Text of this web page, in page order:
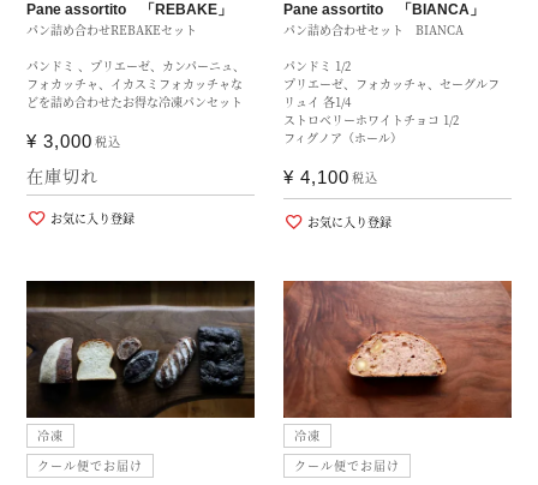
パン詰め合わせREBAKEセット
パンドミ 、プリエーゼ、カンパーニュ、
フォカッチャ、イカスミフォカッチャな
どを詰め合わせたお得な冷凍パンセット
Pane assortito 「REBAKE」
¥ 3,000 税込
在庫切れ
お気に入り登録
パン詰め合わせセット BIANCA
パンドミ 1/2
プリエーゼ、フォカッチャ、セーグルフ
リュイ 各1/4
ストロベリーホワイトチョコ 1/2
フィグノア（ホール）
Pane assortito 「BIANCA」
¥ 4,100 税込
お気に入り登録
冷凍
クール便でお届け
冷凍
クール便でお届け